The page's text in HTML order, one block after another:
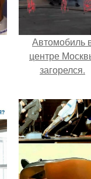
Автомобиль
центре
загорелся.